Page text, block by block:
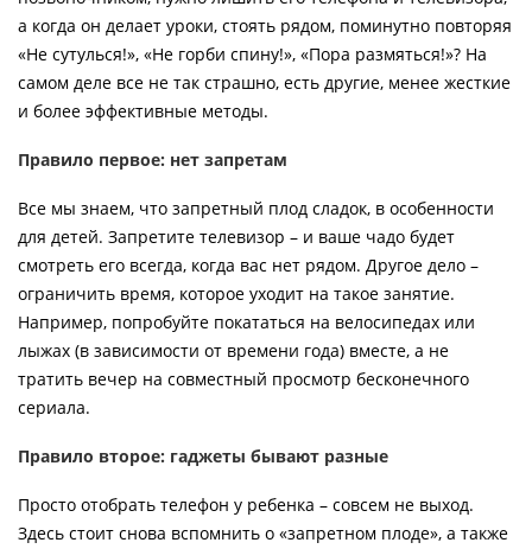
а когда он делает уроки, стоять рядом, поминутно повторяя
«Не сутулься!», «Не горби спину!», «Пора размяться!»? На
самом деле все не так страшно, есть другие, менее жесткие
и более эффективные методы.
Правило первое: нет запретам
Все мы знаем, что запретный плод сладок, в особенности
для детей. Запретите телевизор – и ваше чадо будет
смотреть его всегда, когда вас нет рядом. Другое дело –
ограничить время, которое уходит на такое занятие.
Например, попробуйте покататься на велосипедах или
лыжах (в зависимости от времени года) вместе, а не
тратить вечер на совместный просмотр бесконечного
сериала.
Правило второе: гаджеты бывают разные
Просто отобрать телефон у ребенка – совсем не выход.
Здесь стоит снова вспомнить о «запретном плоде», а также